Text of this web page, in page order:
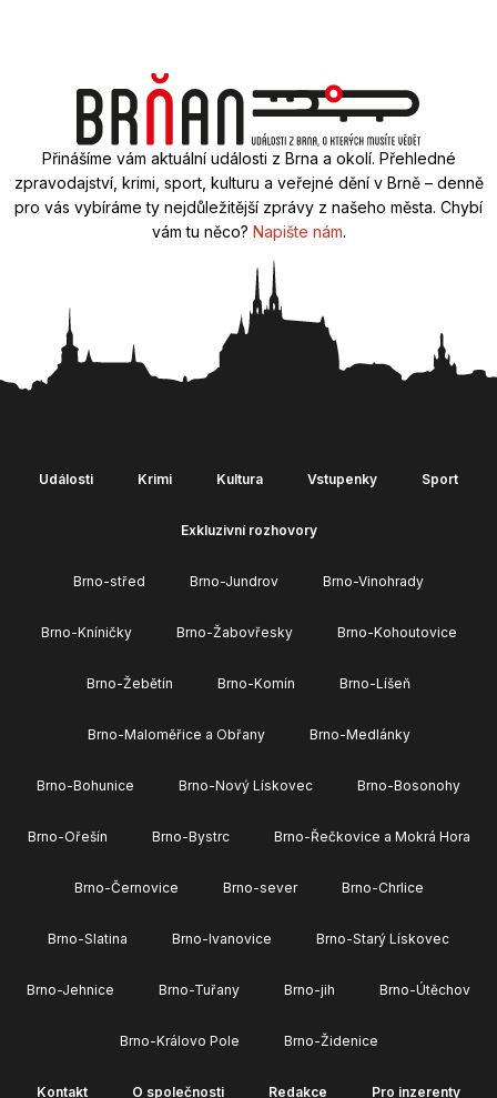
Přinášíme vám aktuální události z Brna a okolí. Přehledné
zpravodajství, krimi, sport, kulturu a veřejné dění v Brně – denně
pro vás vybíráme ty nejdůležitější zprávy z našeho města. Chybí
vám tu něco? Napište nám.
Události Krimi Kultura Vstupenky Sport
Exkluzivní rozhovory
Brno-střed Brno-Jundrov Brno-Vinohrady
Brno-Kníničky Brno-Žabovřesky Brno-Kohoutovice
Brno-Žebětín Brno-Komín Brno-Líšeň
Brno-Maloměřice a Obřany Brno-Medlánky
Brno-Bohunice Brno-Nový Lískovec Brno-Bosonohy
Brno-Ořešín Brno-Bystrc Brno-Řečkovice a Mokrá Hora
Brno-Černovice Brno-sever Brno-Chrlice
Brno-Slatina Brno-Ivanovice Brno-Starý Lískovec
Brno-Jehnice Brno-Tuřany Brno-jih Brno-Útěchov
Brno-Královo Pole Brno-Židenice
Kontakt O společnosti Redakce Pro inzerenty